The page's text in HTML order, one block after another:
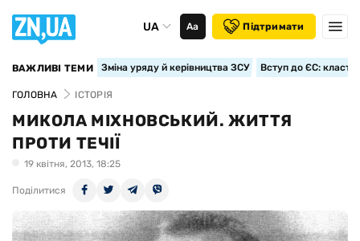
UA Аа Підтримати
ВАЖЛИВІ ТЕМИ Зміна уряду й керівництва ЗСУ Вступ до ЄС:
ГОЛОВНА ІСТОРІЯ
МИКОЛА МІХНОВСЬКИЙ. ЖИТТЯ
ПРОТИ ТЕЧІЇ
19 квiтня, 2013, 18:25
Поділитися